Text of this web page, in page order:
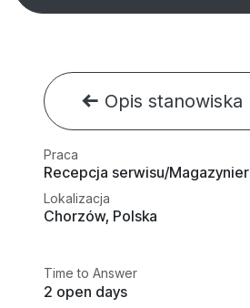
Opis stanowiska
Praca
Recepcja serwisu/Magazynier
Lokalizacja
Chorzów, Polska
Time to Answer
2 open days